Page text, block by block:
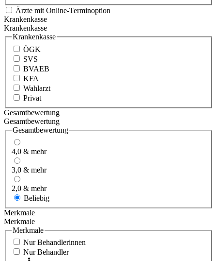
Ärzte mit Online-Terminoption
Krankenkasse
Krankenkasse
Krankenkasse
ÖGK
SVS
BVAEB
KFA
Wahlarzt
Privat
Gesamtbewertung
Gesamtbewertung
Gesamtbewertung
4,0 & mehr
3,0 & mehr
2,0 & mehr
Beliebig
Merkmale
Merkmale
Merkmale
Nur Behandlerinnen
Nur Behandler